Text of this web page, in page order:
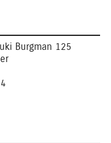
Burgman 125